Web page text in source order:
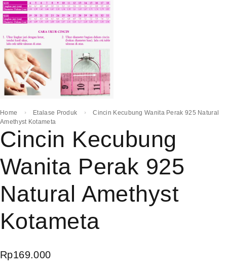
Home Etalase Produk
Cincin Kecubung Wanita Perak 925 Natural
Amethyst Kotameta
Cincin Kecubung
Wanita Perak 925
Natural Amethyst
Kotameta
Rp169.000